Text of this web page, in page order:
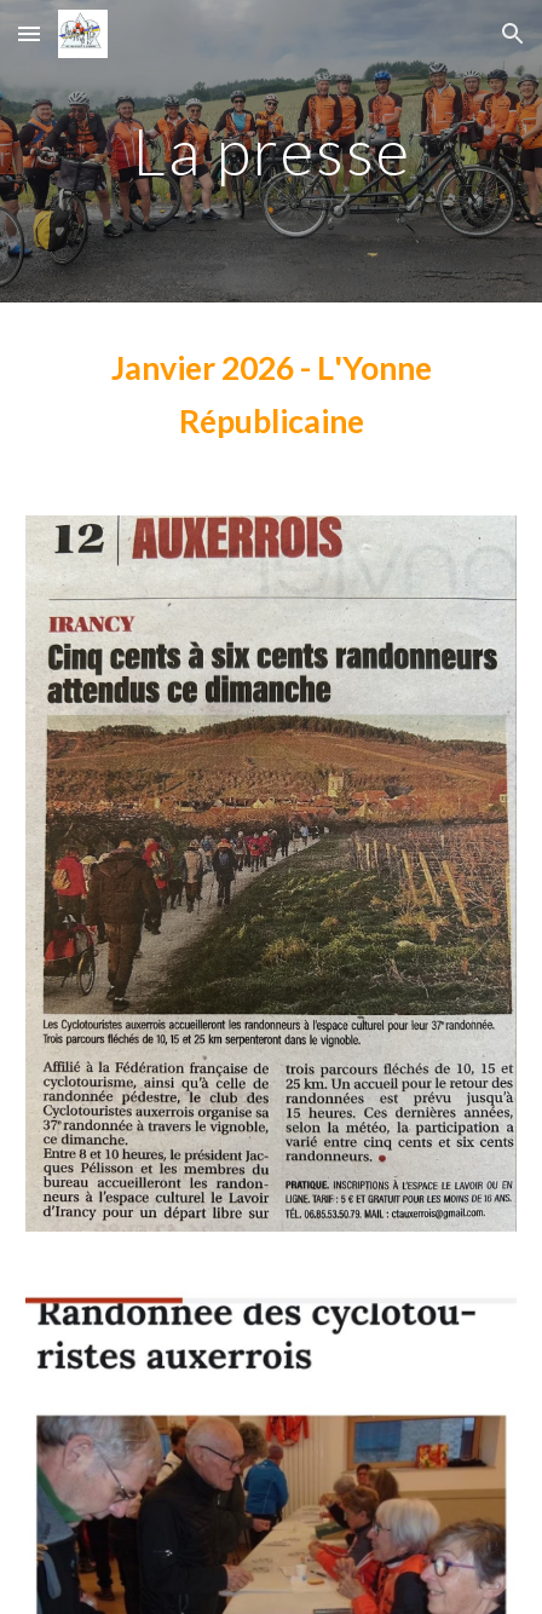
Skip to main content Skip to navigation
La presse
Janvier2026 - L'Yonne
Républicaine